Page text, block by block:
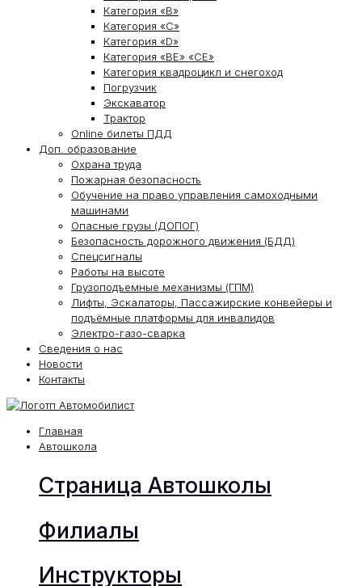
Категория «В»
Категория «С»
Категория «D»
Категория «ВЕ» «СЕ»
Категория квадроцикл и снегоход
Погрузчик
Экскаватор
Трактор
Online билеты ПДД
Доп. образование
Охрана труда
Пожарная безопасность
Обучение на право управления самоходными
машинами
Опасные грузы (ДОПОГ)
Безопасность дорожного движения (БДД)
Спецсигналы
Работы на высоте
Грузоподъемные механизмы (ГПМ)
Лифты, Эскалаторы, Пассажирские конвейеры и
подъёмные платформы для инвалидов
Электро-газо-сварка
Сведения о нас
Новости
Контакты
Главная
Автошкола
Страница Автошколы
Филиалы
Инструкторы